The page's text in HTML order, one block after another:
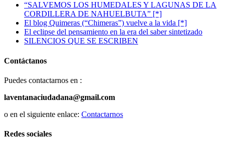
“SALVEMOS LOS HUMEDALES Y LAGUNAS DE LA
CORDILLERA DE NAHUELBUTA” [*]
El blog Quimeras (“Chimeras”) vuelve a la vida [*]
El eclipse del pensamiento en la era del saber sintetizado
SILENCIOS QUE SE ESCRIBEN
Contáctanos
Puedes contactarnos en :
laventanaciudadana@gmail.com
o en el siguiente enlace: Contactarnos
Redes sociales